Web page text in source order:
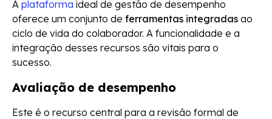
A plataforma ideal de gestão de desempenho
oferece um conjunto de ferramentas integradas ao
ciclo de vida do colaborador. A funcionalidade e a
integração desses recursos são vitais para o
sucesso.
Avaliação de desempenho
Este é o recurso central para a revisão formal de